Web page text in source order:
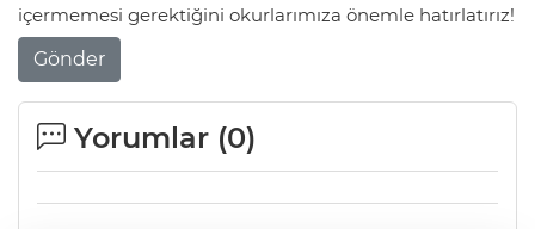
içermemesi gerektiğini okurlarımıza önemle hatırlatırız!
Gönder
Yorumlar (0)